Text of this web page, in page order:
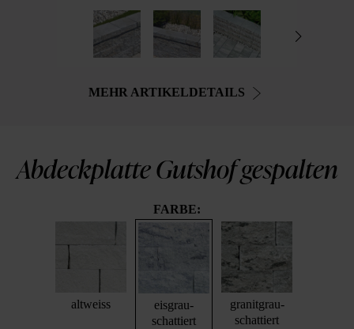
MEHR ARTIKELDETAILS
Abdeckplatte Gutshof gespalten
FARBE:
altweiss
eisgrau-
schattiert
granitgrau-
schattiert